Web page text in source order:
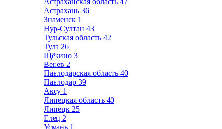
Астраханская область 47
Астрахань 36
Знаменск 1
Нур-Султан 43
Тульская область 42
Тула 26
Щёкино 3
Венев 2
Павлодарская область 40
Павлодар 39
Аксу 1
Липецкая область 40
Липецк 25
Елец 2
Усмань 1